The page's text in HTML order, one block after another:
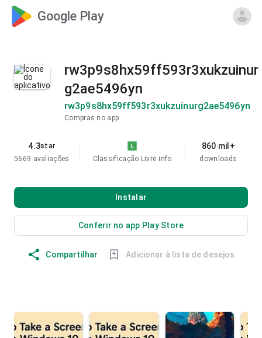
Google Play
rw3p9s8hx59ff593r3xukzuinur
g2ae5496yn
rw3p9s8hx59ff593r3xukzuinurg2ae5496yn
Compras no app
4.3star
5669 avaliações
Classificação Livre info
860 mil+
downloads
Instalar
Conferir no app Play Store
Compartilhar Adicionar à lista de desejos